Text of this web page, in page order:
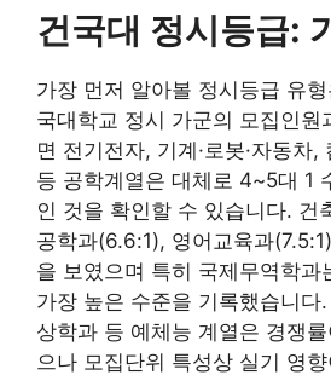
건국대 정시등급:
가장 먼저 알아볼 정시등급 유
국대학교 정시 가군의 모집인원
면 전기전자, 기계·로봇·자동차,
등 공학계열은 대체로 4~5대 1
인 것을 확인할 수 있습니다. 건
공학과(6.6:1), 영어교육과
을 보였으며 특히 국제무역학과
가장 높은 수준을 기록했습니다
상학과 등 예체능 계열은 경쟁
으나 모집단위 특성상 실기 영